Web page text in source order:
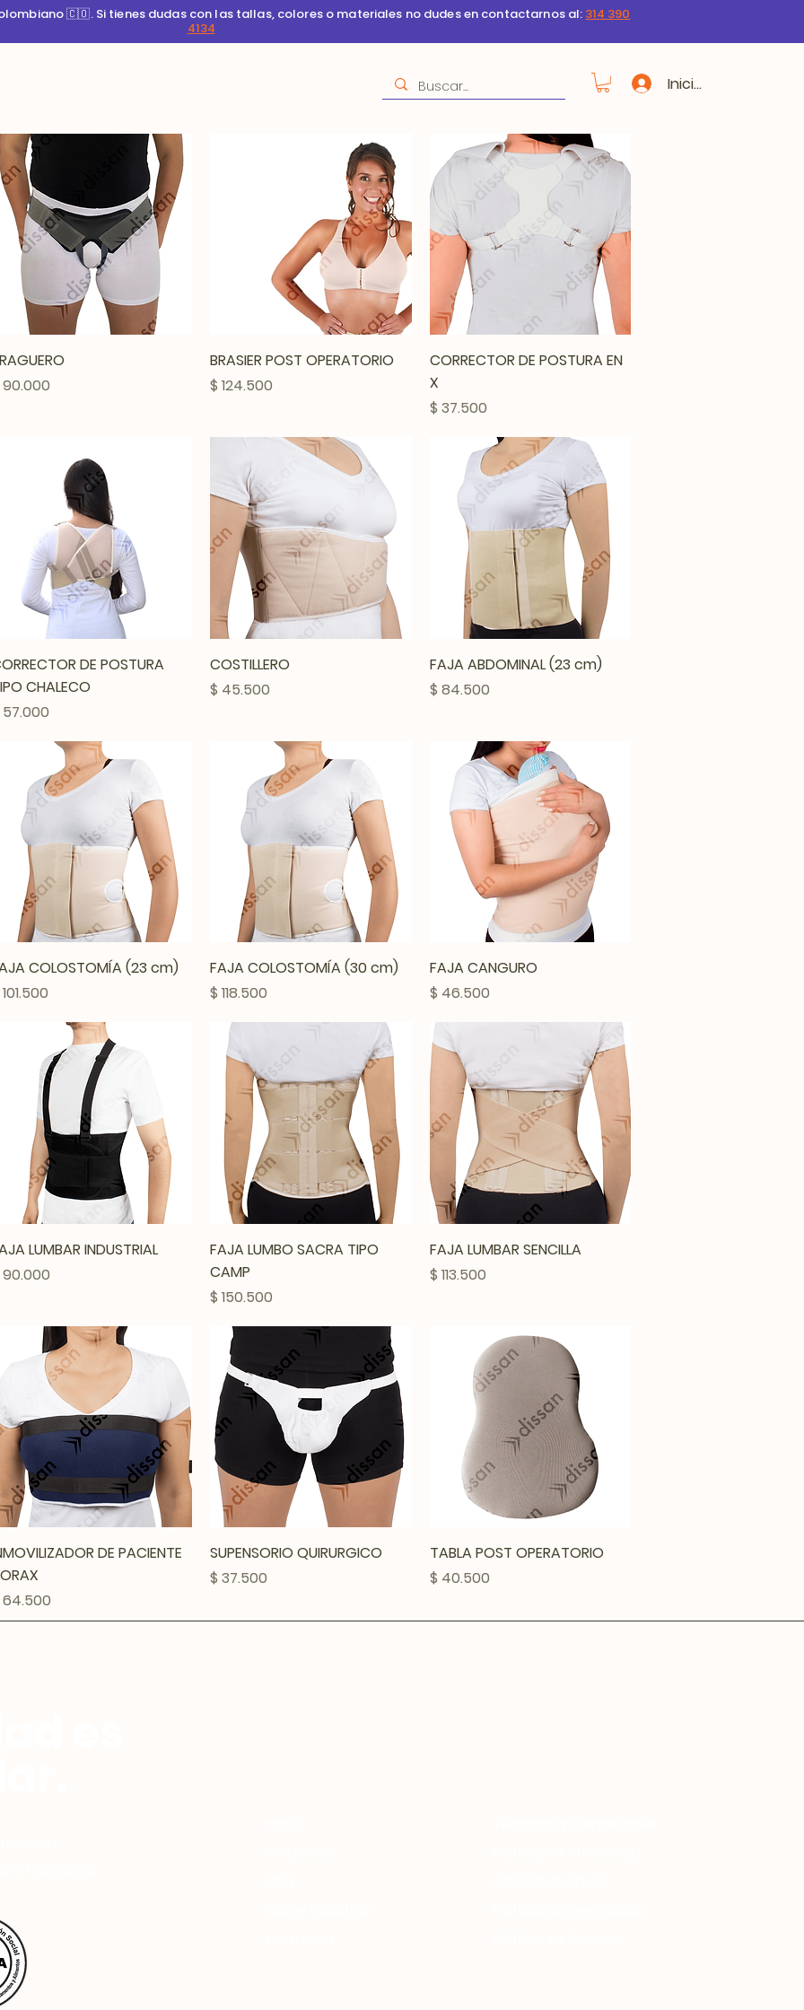
🇨🇴. Si tienes dudas con las tallas, colores o materiales no dudes en contactarnos al: 314 390
4134
Iniciar sesión
Vista rápida Vista rápida
BRASIER POST OPERATORIO
Precio
$ 124.500
Vista rápida
CORRECTOR DE POSTURA EN
X
Precio
$ 37.500
Vista rápida
DE POSTURA
CHALECO
Vista rápida
COSTILLERO
Precio
$ 45.500
Vista rápida
FAJA ABDOMINAL (23 cm)
Precio
$ 84.500
Vista rápida
COLOSTOMÍA (23 cm)
Vista rápida
FAJA COLOSTOMÍA (30 cm)
Precio
$ 118.500
Vista rápida
FAJA CANGURO
Precio
$ 46.500
Vista rápida
LUMBAR INDUSTRIAL
Vista rápida
FAJA LUMBO SACRA TIPO
CAMP
Precio
$ 150.500
Vista rápida
FAJA LUMBAR SENCILLA
Precio
$ 113.500
Vista rápidaDE PACIENTE
64.500
Vista rápida
SUPENSORIO QUIRURGICO
Precio
$ 37.500
Vista rápida
TABLA POST OPERATORIO
Precio
$ 40.500